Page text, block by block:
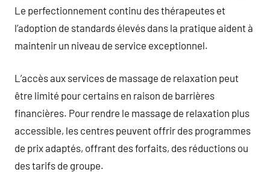
Le perfectionnement continu des thérapeutes et
l’adoption de standards élevés dans la pratique aident à
maintenir un niveau de service exceptionnel.
L’accès aux services de massage de relaxation peut
être limité pour certains en raison de barrières
financières. Pour rendre le massage de relaxation plus
accessible, les centres peuvent offrir des programmes
de prix adaptés, offrant des forfaits, des réductions ou
des tarifs de groupe.